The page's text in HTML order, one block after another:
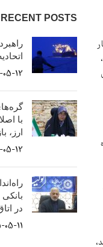
RECENT POSTS
05-12
با
ارز،
05-12
در
05-11